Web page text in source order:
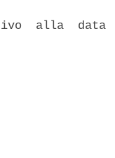
alla  data